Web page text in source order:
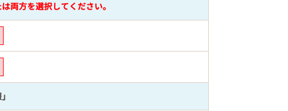
両方を選択してください。